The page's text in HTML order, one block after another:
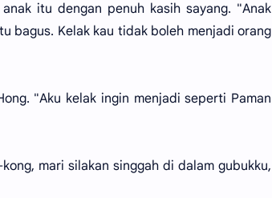
itu dengan penuh kasih sayang. "Anak
bagus. Kelak kau tidak boleh menjadi orang
"Aku kelak ingin menjadi seperti Paman
mari silakan singgah di dalam gubukku,